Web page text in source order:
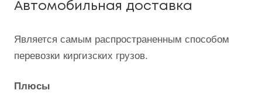
Автомобильная доставка
Является самым распространенным способом
перевозки киргизских грузов.
Плюсы